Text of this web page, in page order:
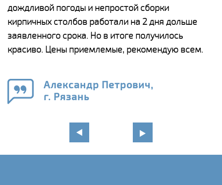
дождливой погоды и непростой сборки
кирпичных столбов работали на 2 дня дольше
заявленного срока. Но в итоге получилось
красиво. Цены приемлемые, рекомендую всем.
Александр Петрович,
г. Рязань